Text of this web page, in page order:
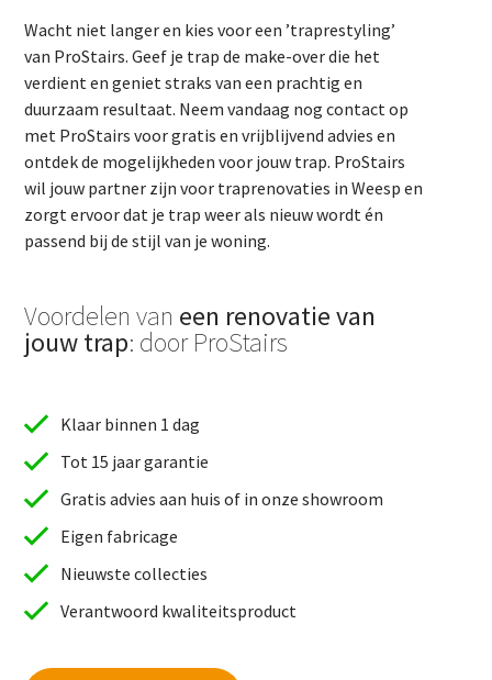
Wacht niet langer en kies voor een ’traprestyling’
van ProStairs. Geef je trap de make-over die het
verdient en geniet straks van een prachtig en
duurzaam resultaat. Neem vandaag nog contact op
met ProStairs voor gratis en vrijblijvend advies en
ontdek de mogelijkheden voor jouw trap. ProStairs
wil jouw partner zijn voor traprenovaties in Weesp en
zorgt ervoor dat je trap weer als nieuw wordt én
passend bij de stijl van je woning.
Voordelen van een renovatie van
jouw trap: door ProStairs
Klaar binnen 1 dag
Tot 15 jaar garantie
Gratis advies aan huis of in onze showroom
Eigen fabricage
Nieuwste collecties
Verantwoord kwaliteitsproduct